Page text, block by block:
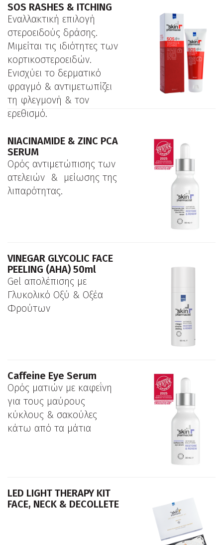
SOS RASHES & ITCHING
Eναλλακτική επιλογή
στεροειδούς δράσης.
Μιμείται τις ιδιότητες των
κορτικοστεροειδών.
Ενισχύει το δερματικό
φραγμό & αντιμετωπίζει
τη φλεγμονή & τον
ερεθισμό.
NIACINAMIDE & ZINC PCA
SERUM
Ορός αντιμετώπισης των
ατελειών & μείωσης της
λιπαρότητας.
VINEGAR GLYCOLIC FACE
PEELING (ΑΗΑ) 50ml
Gel απολέπισης με
Γλυκολικό Οξύ & Οξέα
Φρούτων
Caffeine Eye Serum
Ορός ματιών με καφεΐνη
για τους μαύρους
κύκλους & σακούλες
κάτω από τα μάτια
LED LIGHT THERAPY KIT
FACE, NECK & DECOLLETE